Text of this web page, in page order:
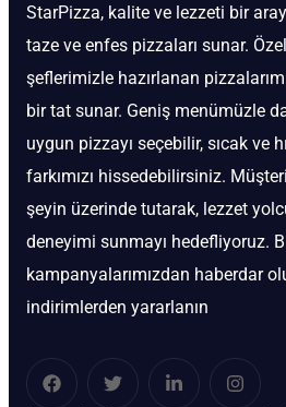
StarPizza, kalite ve lezzeti bir
taze ve enfes pizzaları sunar.
şeflerimizle hazırlanan
bir tat sunar. Geniş menümüzle
uygun pizzayı seçebilir, sıcak ve
farkımızı hissedebilirsiniz.
şeyin üzerinde tutarak, lezzet
deneyimi sunmayı hedefliyoruz.
kampanyalarımızdan haberdar
indirimlerden yararlanın